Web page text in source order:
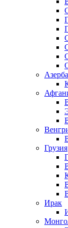
Грузия
Ирак